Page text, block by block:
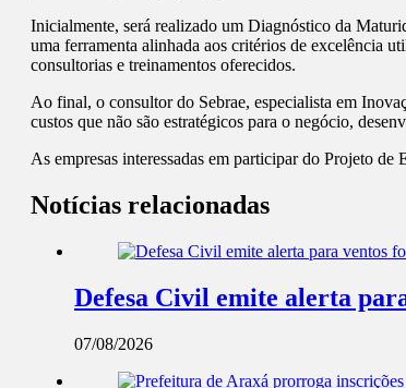
Inicialmente, será realizado um Diagnóstico da
uma ferramenta alinhada aos critérios de excelência
consultorias e treinamentos oferecidos.
Ao final, o consultor do Sebrae, especialista em
custos que não são estratégicos para o negócio,
As empresas interessadas em participar do Projeto
Notícias relacionadas
Defesa Civil emite alerta
07/08/2026